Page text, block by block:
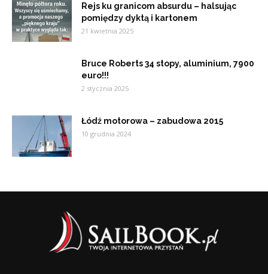
Rejs ku granicom absurdu – halsując
pomiędzy dyktą i kartonem
21 kwietnia 2025
Bruce Roberts 34 stopy, aluminium, 7900
euro!!!
2 stycznia 2025
Łódź motorowa – zabudowa 2015
10 grudnia 2024